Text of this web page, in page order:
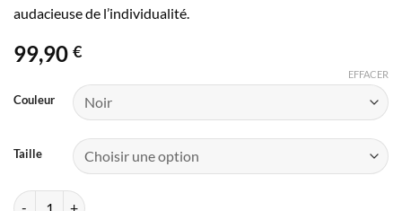
audacieuse de l’individualité.
99,90 €
Couleur
Taille
EFFACER
quantité de Cagoule Latex Femme